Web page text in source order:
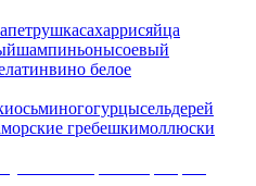
петрушкасахаррисяйца
шампиньонысоевый
вино белое
осьминогогурцысельдерей
морские гребешкимоллюски